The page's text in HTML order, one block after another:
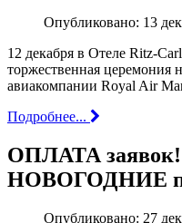
Опубликовано: 13
12 декабря в Отеле Ritz-
торжественная церемония
авиакомпании Royal Air
Подробнее...
ОПЛАТА заявок!
НОВОГОДНИЕ
Опубликовано: 27